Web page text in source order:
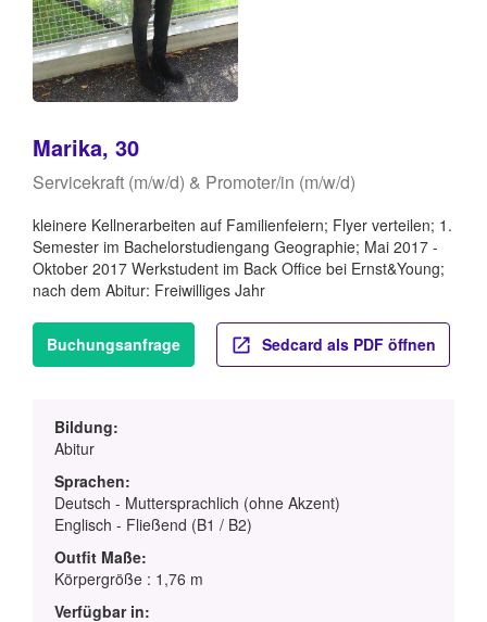
Marika, 30
Servicekraft (m/w/d) & Promoter/in (m/w/d)
kleinere Kellnerarbeiten auf Familienfeiern; Flyer verteilen; 1.
Semester im Bachelorstudiengang Geographie; Mai 2017 -
Oktober 2017 Werkstudent im Back Office bei Ernst&Young;
nach dem Abitur: Freiwilliges Jahr
Buchungsanfrage Sedcard als PDF öffnen
Bildung:
Abitur
Sprachen:
Deutsch - Muttersprachlich (ohne Akzent)
Englisch - Fließend (B1 / B2)
Outfit Maße:
Körpergröße : 1,76 m
Verfügbar in: